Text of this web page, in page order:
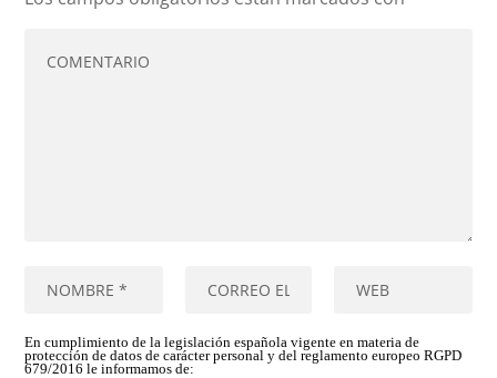
En cumplimiento de la legislación española vigente en materia de
protección de datos de carácter personal y del reglamento europeo RGPD
679/2016 le informamos de: